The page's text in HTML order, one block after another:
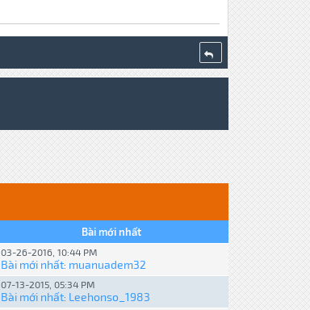
Bài mới nhất
03-26-2016, 10:44 PM
Bài mới nhất: muanuadem32
07-13-2015, 05:34 PM
Bài mới nhất: Leehonso_1983